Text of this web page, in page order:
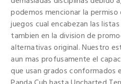
podemos mencionar la permiso
juegos cual encabezan las
tambien en la division de
alternativas original. Nuestro
aun mas profusamente el
que usan grados conformados